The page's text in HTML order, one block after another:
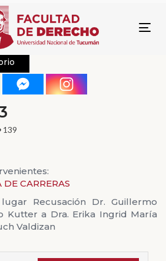
139
CARRERAS
Recusación Dr. Guillermo
Kutter a Dra. Erika Ingrid María
Valdizan